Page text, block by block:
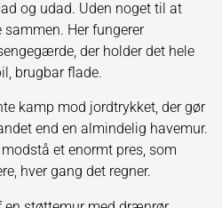
og udad. Uden noget til at
Her fungerer
der holder det hele
brugbar flade.
kamp mod jordtrykket, der gør
end en almindelig havemur.
et enormt pres, som
hver gang det regner.